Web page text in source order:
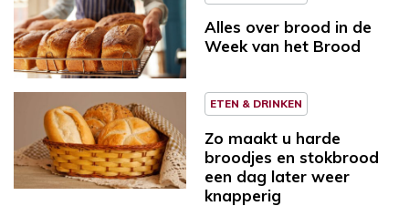
Alles over brood in de
Week van het Brood
ETEN & DRINKEN
Zo maakt u harde
broodjes en stokbrood
een dag later weer
knapperig